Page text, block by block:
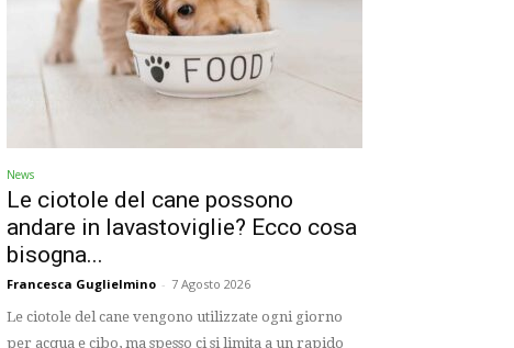
News
Le ciotole del cane possono
andare in lavastoviglie? Ecco cosa
bisogna...
Francesca Guglielmino - 7 Agosto 2026
Le ciotole del cane vengono utilizzate ogni giorno
per acqua e cibo, ma spesso ci si limita a un rapido